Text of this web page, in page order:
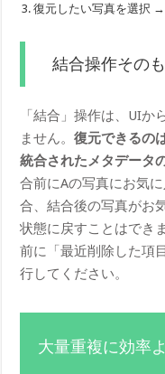
復元したい写真を選択
結合操作その
「結合」操作は、UIか
ません。復元できるの
統合されたメタデータ
合前にAの写真にお気
合、結合後の写真がお
状態に戻すことはでき
前に「最近削除した項
行してください。
大量重複に効率